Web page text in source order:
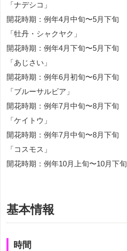
「ナデシコ」
開花時期：例年4月中旬〜5月下旬
「牡丹・シャクヤク」
開花時期：例年4月下旬〜5月下旬
「あじさい」
開花時期：例年6月初旬〜6月下旬
「ブルーサルビア」
開花時期：例年7月中旬〜8月下旬
「ケイトウ」
開花時期：例年7月中旬〜8月下旬
「コスモス」
開花時期：例年10月上旬〜10月下旬
基本情報
時間